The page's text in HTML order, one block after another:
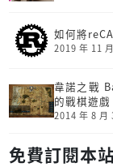
如何將
2019 年 11
韋諾之戰
的戰棋遊戲
2014 年 8 月
免費訂閱本